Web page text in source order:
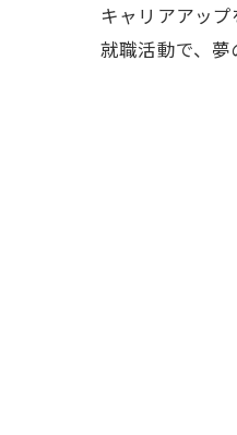
キャリアアッ
就職活動で、夢